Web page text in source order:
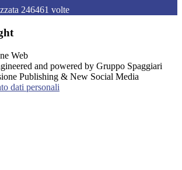
246461 volte
and powered by Gruppo Spaggiari
Publishing & New Social Media
dati personali